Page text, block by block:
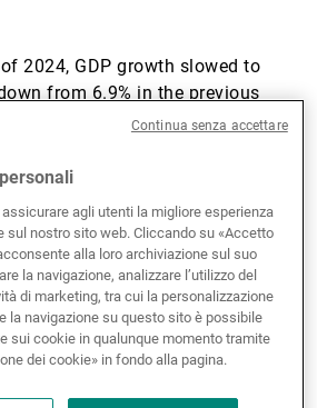
e approfondimenti
2024, GDP growth slowed to
from 6.9% in the previous
private consumption and
market fundamentals, we expect
at 6.6%.
has introduced fiscal
demand. An income tax reform
10 million middle-income
disposable income and
– an essential driver of India’s
agli utenti la migliore esperienza
sul nostro sito web. Cliccando su «Accetto
alla loro archiviazione sul suo
la navigazione, analizzare l’utilizzo del
di marketing, tra cui la personalizzazione
la navigazione su questo sito è possibile
sui cookie in qualunque momento tramite
dei cookie» in fondo alla pagina.
Continua senza accettare